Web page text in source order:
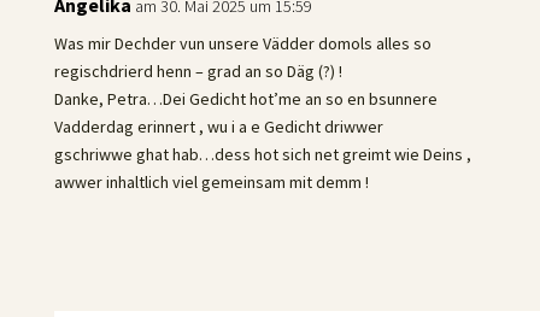
Angelika am 30. Mai 2025 um 15:59
Was mir Dechder vun unsere Vädder domols alles so
regischdrierd henn – grad an so Däg (?) !
Danke, Petra…Dei Gedicht hot’me an so en bsunnere
Vadderdag erinnert , wu i a e Gedicht driwwer
gschriwwe ghat hab…dess hot sich net greimt wie Deins ,
awwer inhaltlich viel gemeinsam mit demm !